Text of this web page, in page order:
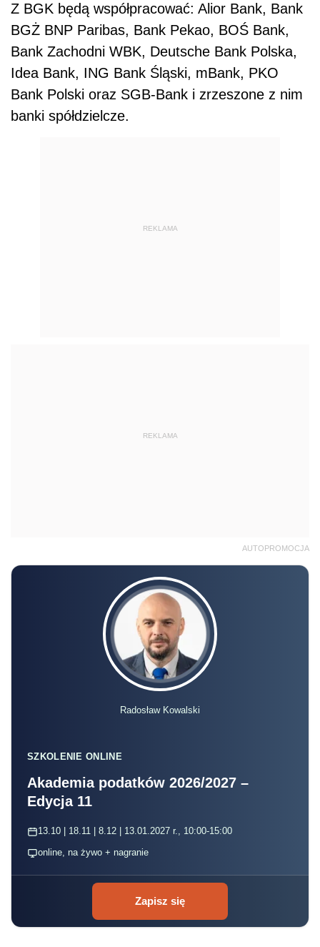
Z BGK będą współpracować: Alior Bank, Bank
BGŻ BNP Paribas, Bank Pekao, BOŚ Bank,
Bank Zachodni WBK, Deutsche Bank Polska,
Idea Bank, ING Bank Śląski, mBank, PKO
Bank Polski oraz SGB-Bank i zrzeszone z nim
banki spółdzielcze.
REKLAMA
REKLAMA
AUTOPROMOCJA
Radosław Kowalski
SZKOLENIE ONLINE
Akademia podatków 2026/2027 –
Edycja 11
13.10 | 18.11 | 8.12 | 13.01.2027 r., 10:00-15:00
online, na żywo + nagranie
Zapisz się